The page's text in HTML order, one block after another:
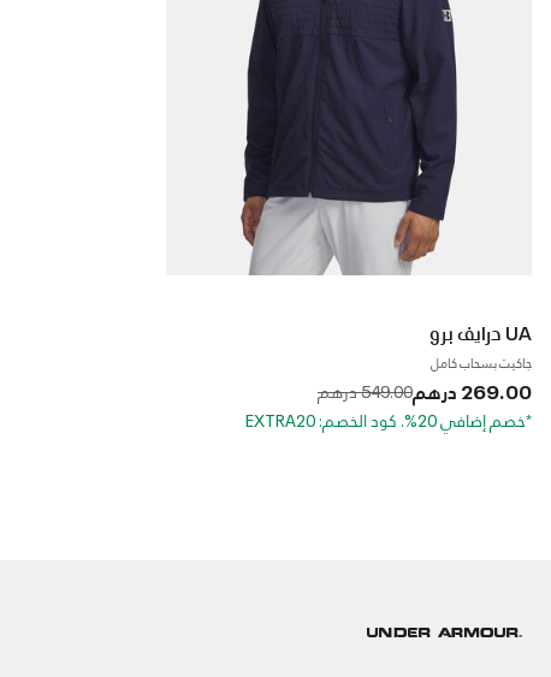
UA درايف برو
جاكيت بسحاب كامل
269.00 درهم Price reduced from
549.00 درهم
to
*خصم إضافي 20%. كود الخصم: EXTRA20